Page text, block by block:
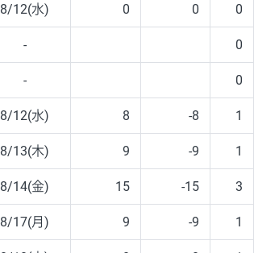
8/12(水) 0 0 0
- 0
- 0
8/12(水) 8 -8 1
8/13(木) 9 -9 1
8/14(金) 15 -15 3
8/17(月) 9 -9 1